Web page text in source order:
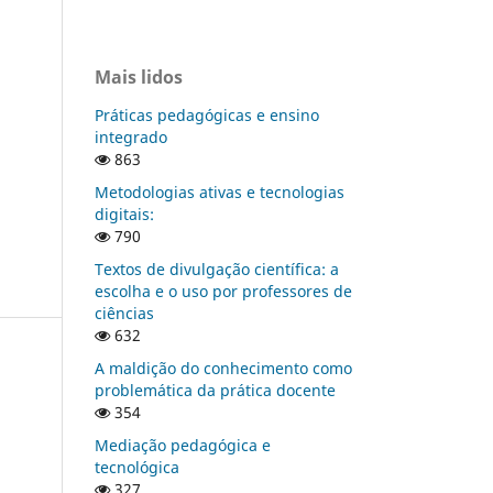
Mais lidos
Práticas pedagógicas e ensino
integrado
863
Metodologias ativas e tecnologias
digitais:
790
Textos de divulgação científica: a
escolha e o uso por professores de
ciências
632
A maldição do conhecimento como
problemática da prática docente
354
Mediação pedagógica e
tecnológica
327